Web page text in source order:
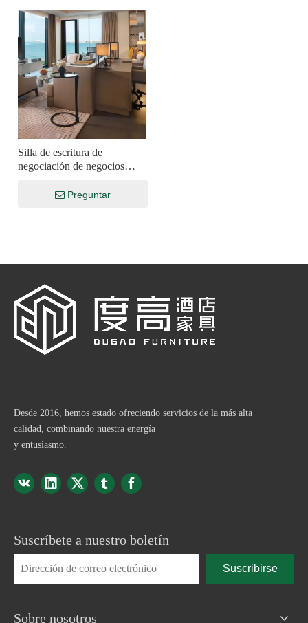
en muebles de hotel, H&P Hotel Furniture en esta exhibición
de importancia significativa.
Silla de escritura de
negociación de negocios
hotel Personalización
Preguntar
Desde 2016, hemos estado ofreciendo servicios de la más alta
calidad, combinando nuestra energía
y entusiasmo.
Suscríbete a nuestro boletín
Suscribirse
Sobre nosotros